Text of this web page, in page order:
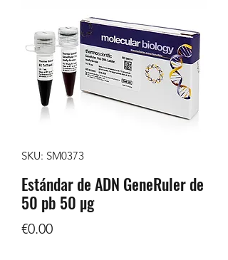
SKU: SM0373
Estándar de ADN GeneRuler de
50 pb 50 µg
€0.00Price